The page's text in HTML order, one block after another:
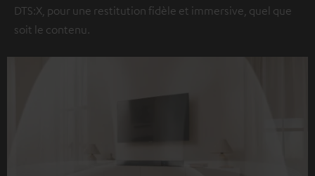
DTS:X, pour une restitution fidèle et immersive, quel que
soit le contenu.